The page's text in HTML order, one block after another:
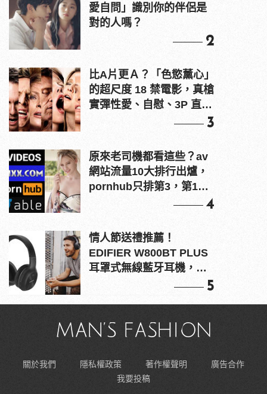
愛自問」識別你的伴侶是
對的人嗎？
2
比A片更Ａ？「色慾薰心」
的超尺度 18 禁電影，真槍
實彈性愛、自慰、3P 直接
3
原來老司機都看這些？av
網站流量10大排行出爐，
pornhub只排第3，第1名
4
情人節送禮推薦！
EDIFIER W800BT PLUS
耳罩式無線藍牙耳機，在
5
關於我們 隱私權政策 著作權聲明
廣告合作
我要投稿